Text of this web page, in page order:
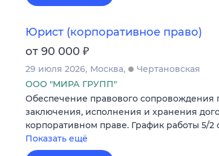
Юрист (корпоративное право)
от 90 000 ₽
29 июля 2026 Москва
Чертановская
ООО "МИРА ГРУПП"
Обеспечение правового сопровождения
заключения, исполнения и хранения
корпоративном праве. График работы 5/2
Показать ещё